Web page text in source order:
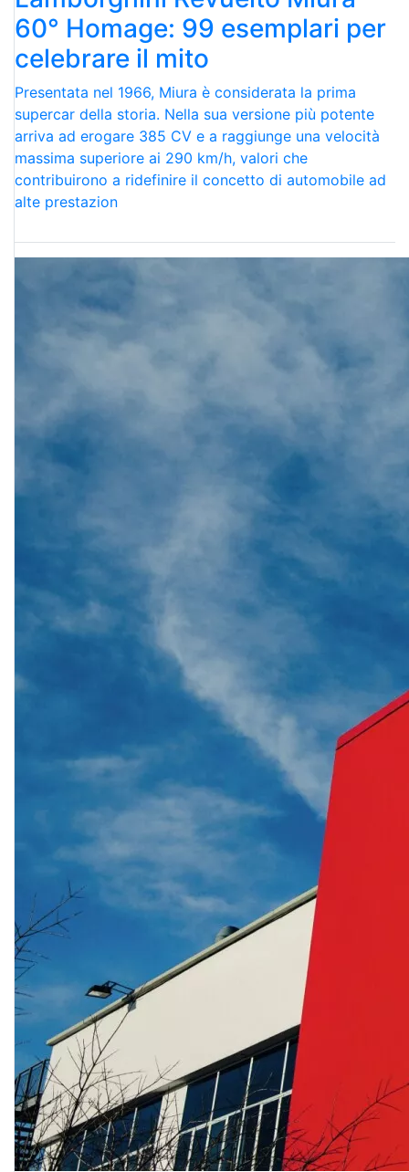
60° Homage: 99 esemplari per
celebrare il mito
Presentata nel 1966, Miura è considerata la prima
supercar della storia. Nella sua versione più potente
arriva ad erogare 385 CV e a raggiunge una velocità
massima superiore ai 290 km/h, valori che
contribuirono a ridefinire il concetto di automobile ad
alte prestazion